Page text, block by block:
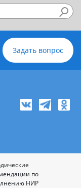
Задать вопрос
по
НИР